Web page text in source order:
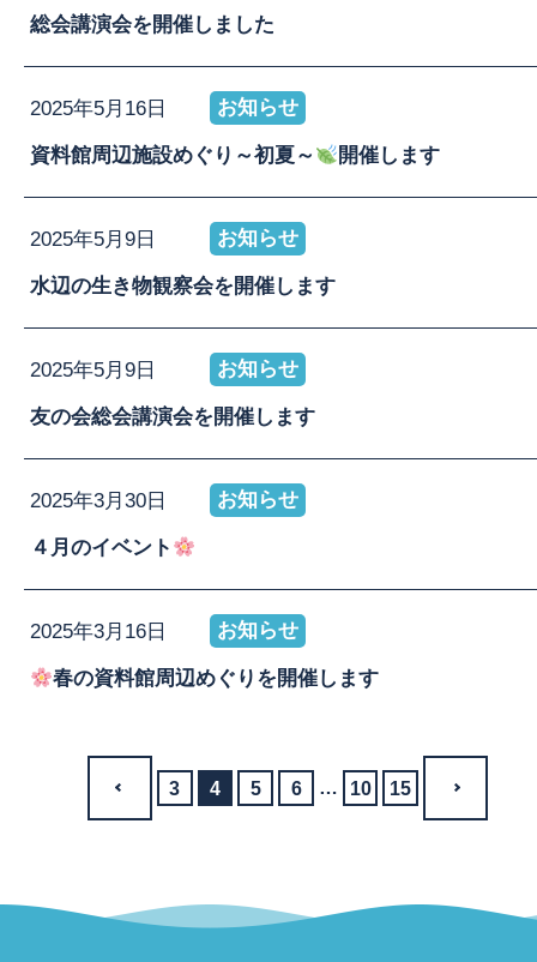
総会講演会を開催しました
2025年5月16日 お知らせ
資料館周辺施設めぐり～初夏～ 開催します
2025年5月9日 お知らせ
水辺の生き物観察会を開催します
2025年5月9日 お知らせ
友の会総会講演会を開催します
2025年3月30日 お知らせ
４月のイベント
2025年3月16日 お知らせ
春の資料館周辺めぐりを開催します
3 4 5 6 10 15